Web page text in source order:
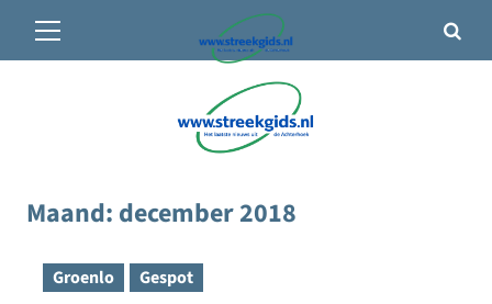
20°C• Vandaag 12° / 22°
menu
Maand: december 2018
Groenlo Gespot